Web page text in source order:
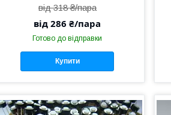
від 318 ₴/пара
від 286 ₴/пара
Готово до відправки
Купити